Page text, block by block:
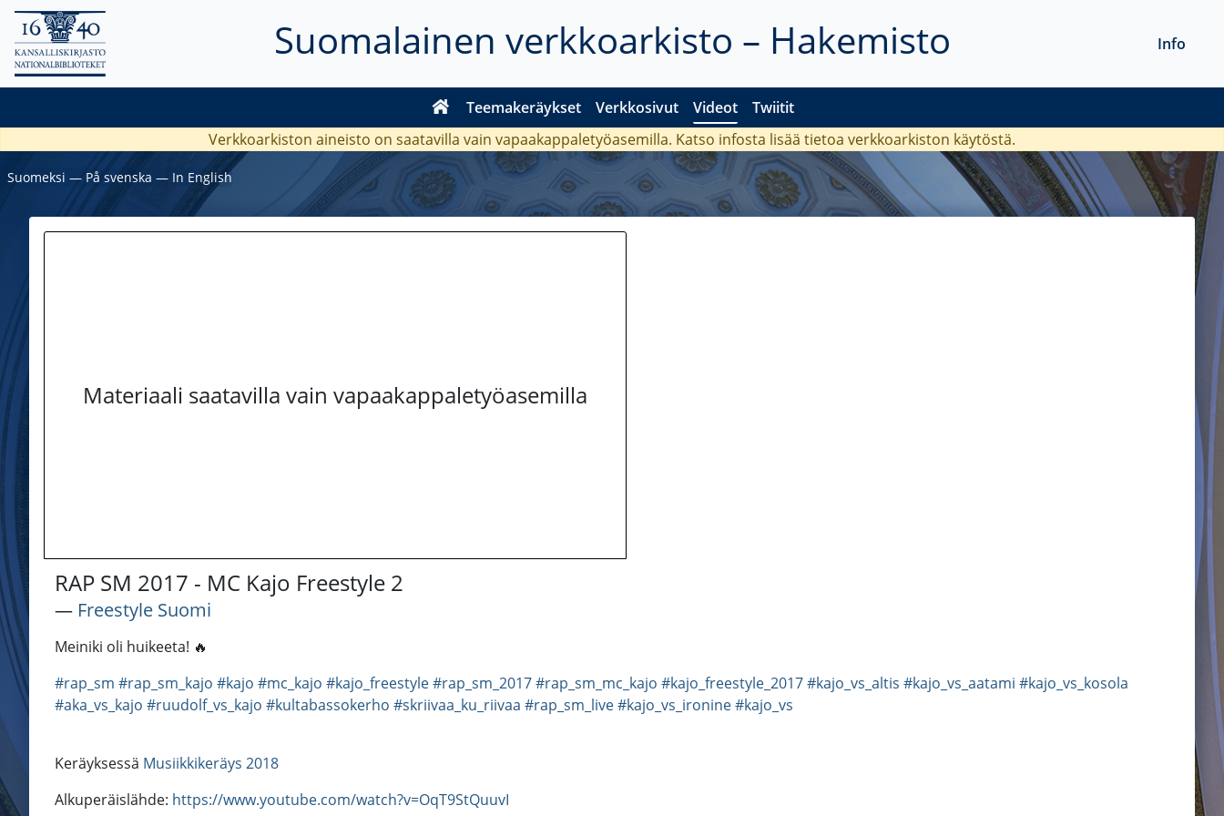
Suomalainen verkkoarkisto – Hakemisto
Teemakeräykset Verkkosivut Videot Twiitit
Info
Verkkoarkiston aineisto on saatavilla vain vapaakappaletyöasemilla. Katso infosta lisää tietoa verkkoarkiston käytöstä.
Suomeksi ― På svenska ― In English
Materiaali saatavilla vain vapaakappaletyöasemilla
RAP SM 2017 - MC Kajo Freestyle 2
― Freestyle Suomi
Meiniki oli huikeeta! 🔥
#rap_sm #rap_sm_kajo #kajo #mc_kajo #kajo_freestyle#rap_sm_2017#rap_sm_mc_kajo #kajo_freestyle_2017#kajo_vs_altis #kajo_vs_aatami #kajo_vs_kosola
#aka_vs_kajo #ruudolf_vs_kajo #kultabassokerho #skriivaa_ku_riivaa #rap_sm_live#kajo_vs_ironine#kajo_vs
Keräyksessä Musiikkikeräys 2018
Alkuperäislähde: https://www.youtube.com/watch?v=OqT9StQuuvI